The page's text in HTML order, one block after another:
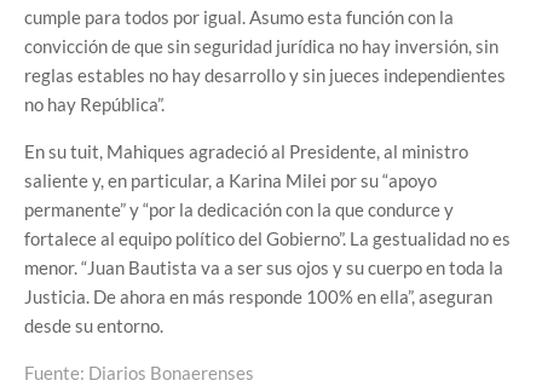
cumple para todos por igual. Asumo esta función con la
convicción de que sin seguridad jurídica no hay inversión, sin
reglas estables no hay desarrollo y sin jueces independientes
no hay República”.
En su tuit, Mahiques agradeció al Presidente, al ministro
saliente y, en particular, a Karina Milei por su “apoyo
permanente” y “por la dedicación con la que condurce y
fortalece al equipo político del Gobierno”. La gestualidad no es
menor. “Juan Bautista va a ser sus ojos y su cuerpo en toda la
Justicia. De ahora en más responde 100% en ella”, aseguran
desde su entorno.
Fuente: Diarios Bonaerenses